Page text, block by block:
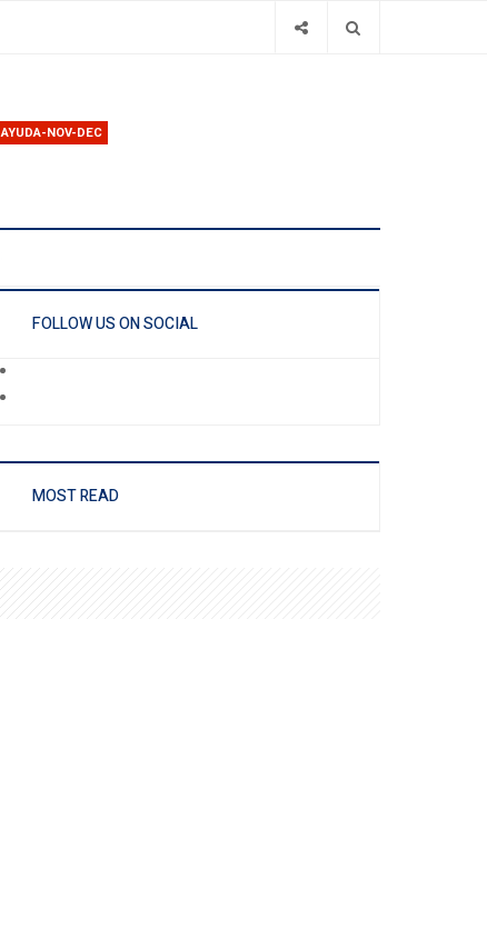
AYUDA-NOV-DEC
FOLLOW US ON SOCIAL
MOST READ